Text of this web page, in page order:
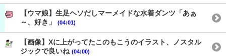
【ウマ娘】生足ヘソだしマーメイドな水着ダンツ「あぁ
～、好き」
(04:01)
【画像】Xに上がってたこのもこうのイラスト、ノスタル
ジックで良いね (04:00)